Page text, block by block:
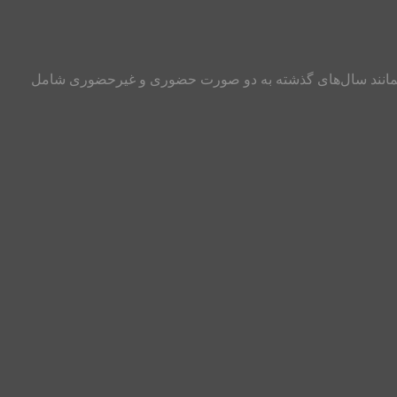
سلام و احترام به تمامی دانشجویان و داوطلبان کنکور کارشناسی ارشد طرح جامع انتخاب رشته کنکور کارشناسی ارشد سال ۹۹ همانند سال‌های گذشته به دو صورت حضوری و غیرحضوری شامل